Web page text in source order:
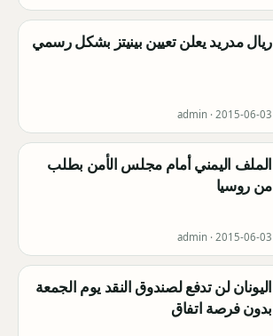
ريال مدريد يعلن تعيين بينيتز بشكل رسمي
admin · 2015-06-03
الملف اليمني أمام مجلس الأمن بطلب
من روسيا
admin · 2015-06-03
اليونان لن تدفع لصندوق النقد يوم الجمعة
بدون فرصة اتفاق